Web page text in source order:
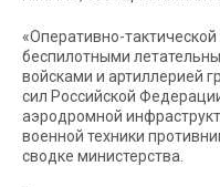
«Оперативно-
беспилотными
войсками и артиллерией
сил Российской
аэродромной
военной техники
сводке министерства.